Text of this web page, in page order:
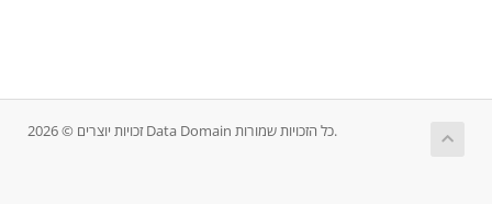
זכויות יוצרים © 2026 Data Domain כל הזכויות שמורות.